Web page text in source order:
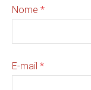
Nome *
E-mail *